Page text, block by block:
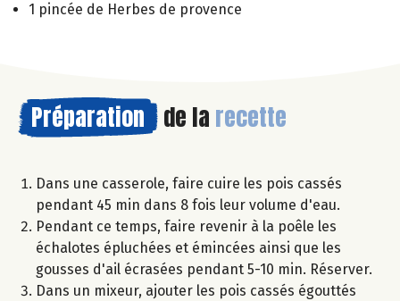
1 pincée de Herbes de provence
Préparation de la recette
Dans une casserole, faire cuire les pois cassés
pendant 45 min dans 8 fois leur volume d'eau.
Pendant ce temps, faire revenir à la poêle les
échalotes épluchées et émincées ainsi que les
gousses d'ail écrasées pendant 5-10 min. Réserver.
Dans un mixeur, ajouter les pois cassés égouttés